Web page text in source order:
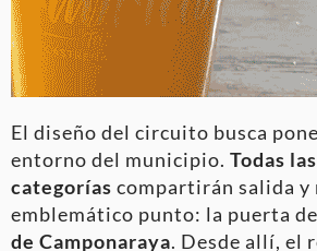
El diseño del circuito busca
entorno del municipio. Todas las
categorías compartirán salida y
emblemático punto: la puerta
de Camponaraya. Desde allí, el